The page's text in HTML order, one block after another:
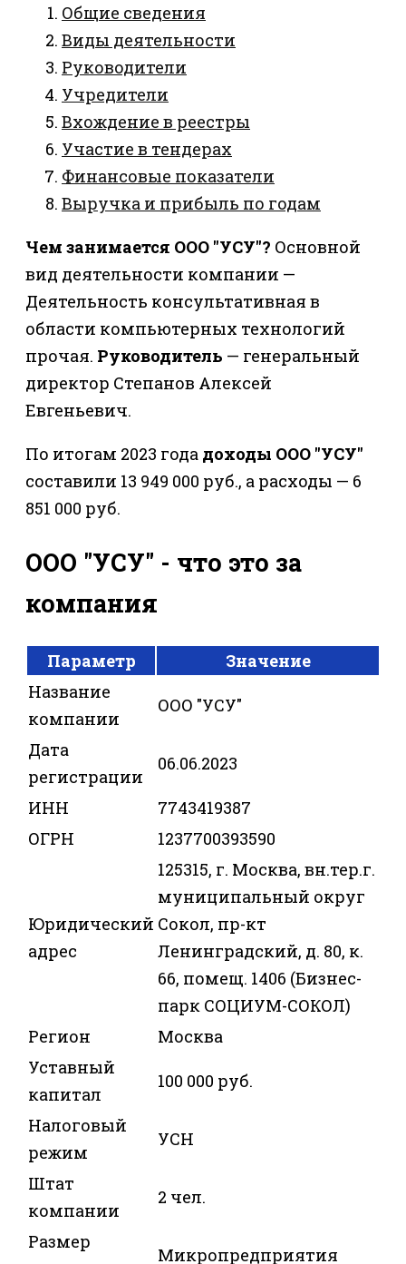
Общие сведения
Виды деятельности
Руководители
Учредители
Вхождение в реестры
Участие в тендерах
Финансовые показатели
Выручка и прибыль по годам
Чем занимается ООО "УСУ"? Основной
вид деятельности компании —
Деятельность консультативная в
области компьютерных технологий
прочая. Руководитель — генеральный
директор Степанов Алексей
Евгеньевич.
По итогам 2023 года доходы ООО "УСУ"
составили 13 949 000 руб., а расходы — 6
851 000 руб.
ООО "УСУ" - что это за
компания
Параметр
Значение
Название
компании
ООО "УСУ"
Дата
регистрации
06.06.2023
ИНН
7743419387
ОГРН
1237700393590
Юридический
адрес
125315, г. Москва, вн.тер.г.
муниципальный округ
Сокол, пр-кт
Ленинградский, д. 80, к.
66, помещ. 1406 (Бизнес-
парк СОЦИУМ-СОКОЛ)
Регион
Москва
Уставный
капитал
100 000 руб.
Налоговый
режим
УСН
Штат
компании
2 чел.
Размер
Микропредприятия